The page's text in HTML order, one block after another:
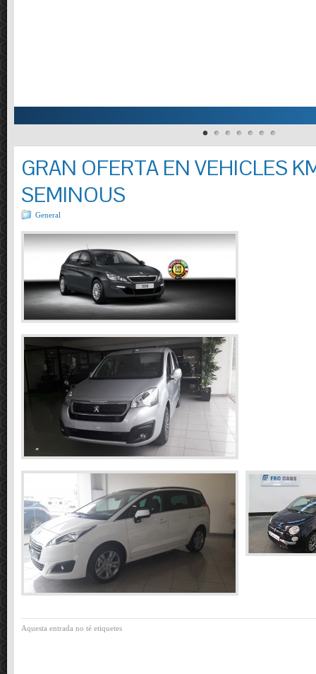
GRAN OFERTA EN VEHICLES
SEMINOUS
General
Aquesta entrada no té etiquetes